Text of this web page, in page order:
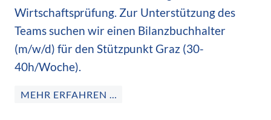
Wirtschaftsprüfung. Zur Unterstützung des
Teams suchen wir einen Bilanzbuchhalter
(m/w/d) für den Stützpunkt Graz (30-
40h/Woche).
MEHR ERFAHREN …